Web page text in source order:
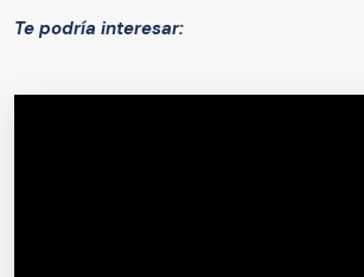
Te podría interesar: